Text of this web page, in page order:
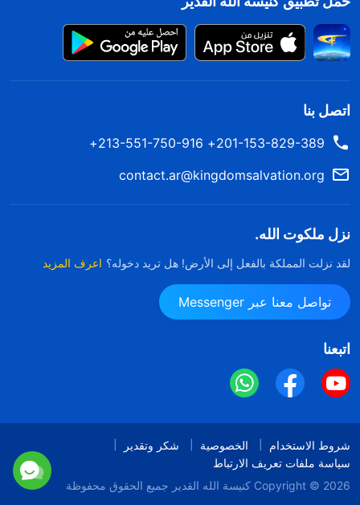
اتصل بنا
201-153-829-389+ 213-551-750-916+
contact.ar@kingdomsalvation.org
نزل ملكوت الله.
لقد نزلت المملكة بالفعل إلى الأرض! هل تريد دخوله؟ اعرف المزيد
تواصل معنا عبر Messenger
اتبعنا
شروط الاستخدام الخصوصية
شكر وتقدير
سياسة ملفات تعريف الارتباط
Copyright © 2026 كنيسة الله القدير جميع الحقوق محفوظة